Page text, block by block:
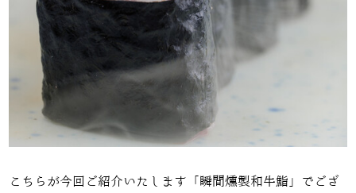
こちらが今回ご紹介いたします「 瞬間燻製和牛鮨」でござ